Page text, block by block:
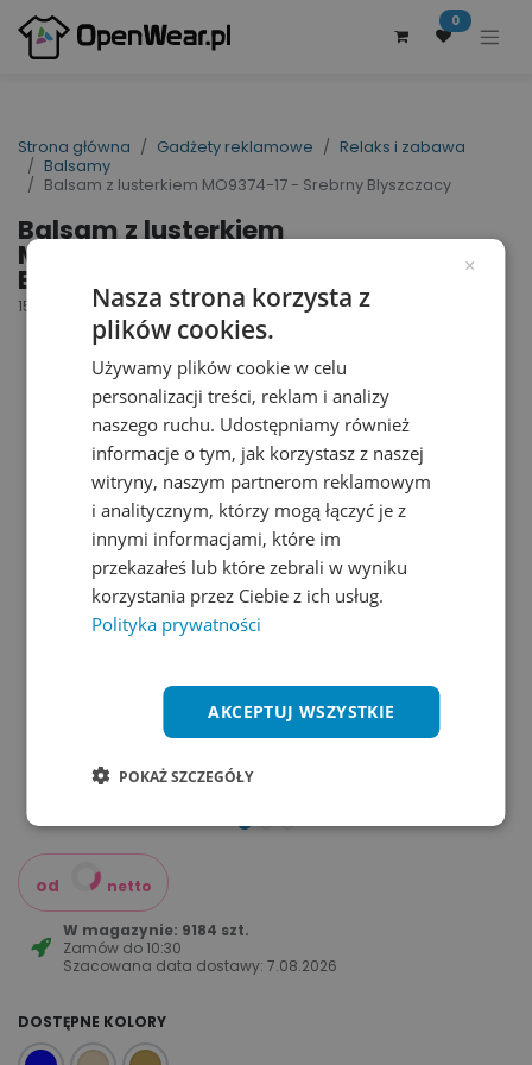
0
Strona główna Gadżety reklamowe
Relaks i zabawa
Balsamy
Balsam z lusterkiem MO9374-17 - Srebrny Blyszczacy
Balsam z lusterkiem
MO9374-17 - Srebrny
Blyszczacy
155868
od netto
W magazynie: 9184 szt.
Zamów do10:30
Szacowana data dostawy:7.08.2026
DOSTĘPNE KOLORY
×
Nasza strona korzysta z
plików cookies.
Używamy plików cookie w celu
personalizacji treści, reklam i analizy
naszego ruchu. Udostępniamy również
informacje o tym, jak korzystasz z naszej
witryny, naszym partnerom reklamowym
i analitycznym, którzy mogą łączyć je z
innymi informacjami, które im
przekazałeś lub które zebrali w wyniku
korzystania przez Ciebie z ich usług.
Polityka prywatności
AKCEPTUJ WSZYSTKIE
POKAŻ SZCZEGÓŁY